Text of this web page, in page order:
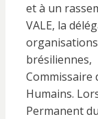
et à un
VALE, la
brésiliennes,
Commissaire
Humains.
Permanent